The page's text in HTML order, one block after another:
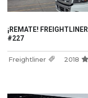
¡REMATE!
#227
Freightliner 2018